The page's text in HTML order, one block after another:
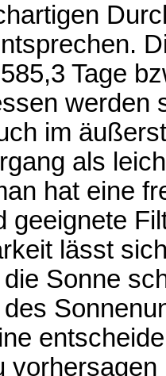
Tage
werden
im
als
hat eine
geeignete
lässt
Sonne